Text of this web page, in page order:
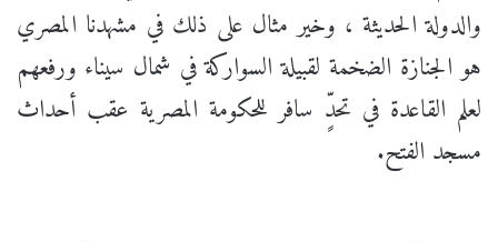
والدولة الحديثة ، وخير مثال على ذلك في مشهدنا المصري
هو الجنازة الضخمة لقبيلة السواركة في شمال سيناء ورفعهم
لعلم القاعدة في تحدٍّ سافر للحكومة المصرية عقب أحداث
مسجد الفتح.